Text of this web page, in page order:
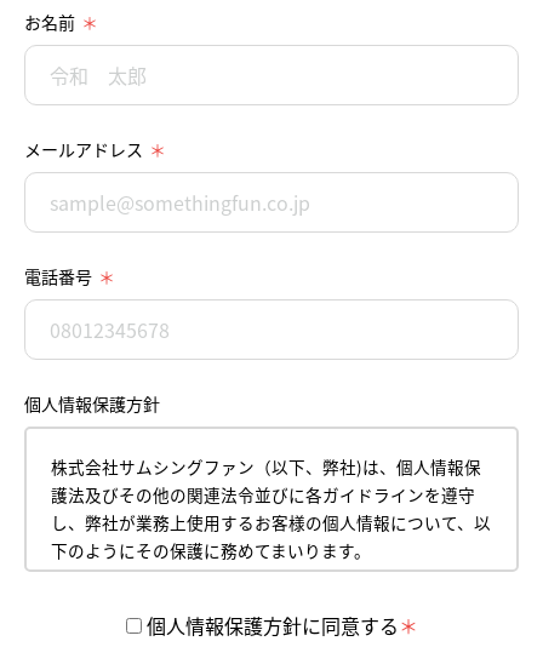
お名前
メールアドレス
電話番号
個人情報保護方針
株式会社サムシングファン（以下、弊社)は、個人情報保
護法及びその他の関連法令並びに各ガイドラインを遵守
し、弊社が業務上使用するお客様の個人情報について、以
下のようにその保護に務めてまいります。
平成18年4月１日
代表取締役 薮本直樹個人情報保護方針に同意する